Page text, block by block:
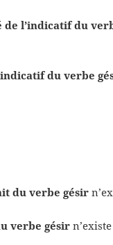
de l’indicatif du
du verbe
du verbe gésir
verbe gésir